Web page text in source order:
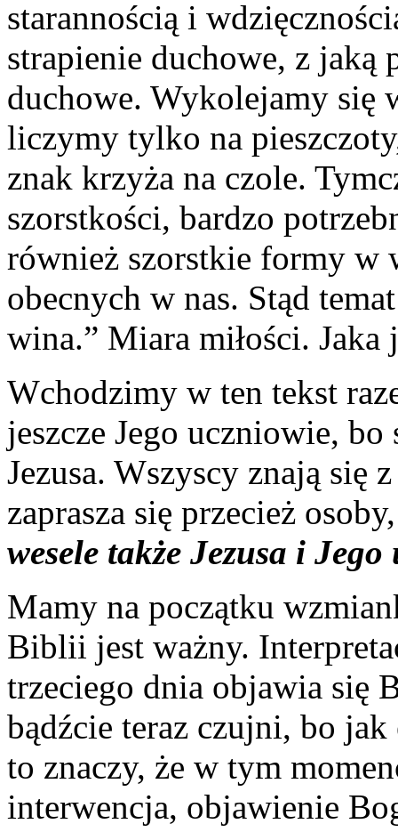
starannością i
strapienie duchowe, z jaką
duchowe. Wykolejamy się
liczymy tylko na
znak krzyża na czole.
szorstkości, bardzo
również szorstkie formy w
obecnych w nas. Stąd
wina.” Miara miłości. Jaka
Wchodzimy w ten tekst
jeszcze Jego uczniowie,
Jezusa. Wszyscy znają się
zaprasza się przecież
wesele także Jezusa i Jego
Mamy na początku
Biblii jest ważny.
trzeciego dnia objawia się
bądźcie teraz czujni, bo
to znaczy, że w tym
interwencja, objawienie